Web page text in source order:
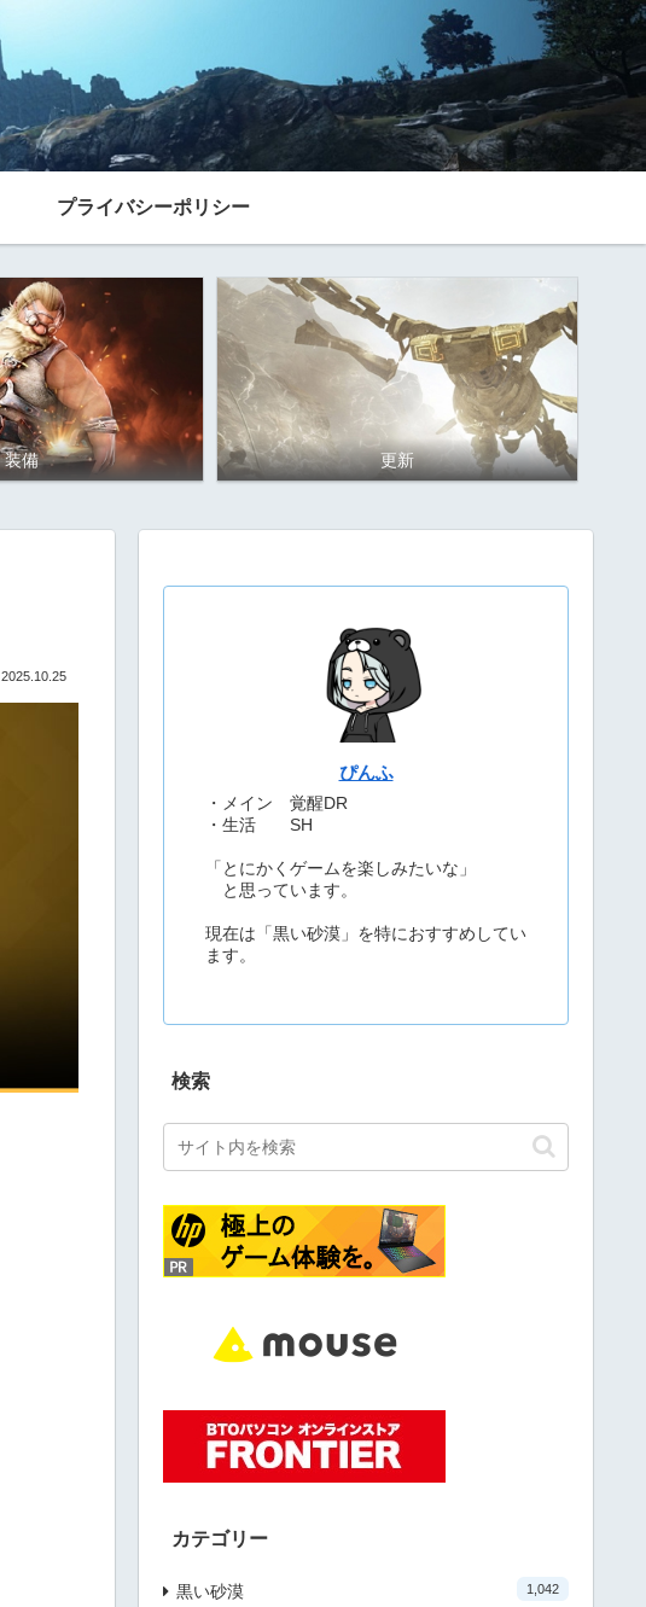
プライバシーポリシー
装備 更新
2025.10.25
ぴんふ
・メイン 覚醒DR
・生活 SH
「とにかくゲームを楽しみたいな」
と思っています。
現在は「黒い砂漠」を特におすすめしてい
ます。
検索
カテゴリー
黒い砂漠 1,042